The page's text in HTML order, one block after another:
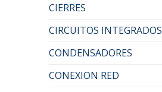
CIERRES
CIRCUITOS INTEGRADOS
CONDENSADORES
CONEXION RED